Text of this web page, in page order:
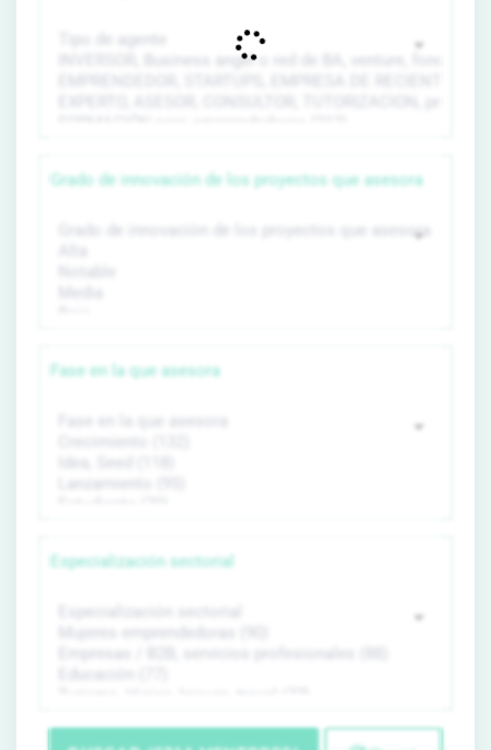
Grado de innovación de los proyectos que asesora
Fase en la que asesora
Especialización sectorial